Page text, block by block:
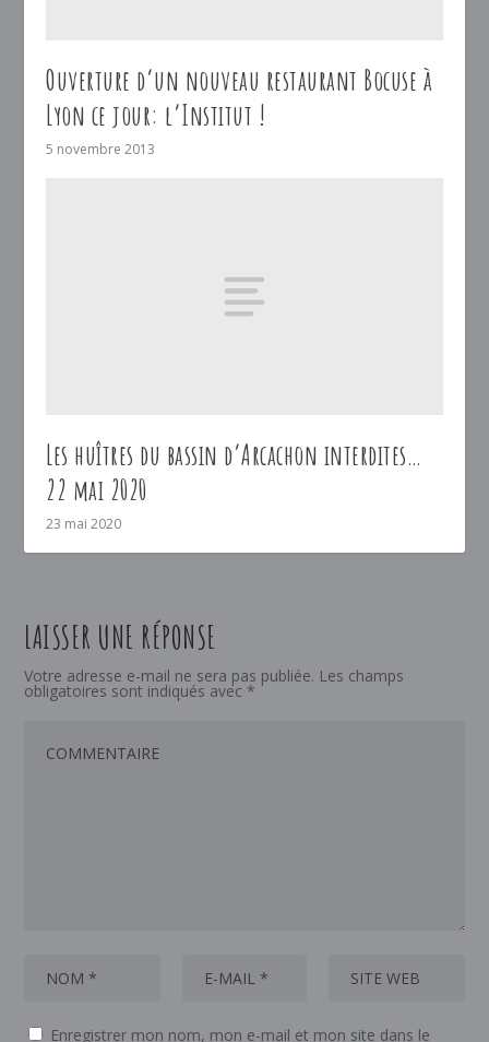
Ouverture d’un nouveau restaurant Bocuse à
Lyon ce jour: l’Institut !
5 novembre 2013
Les huîtres du bassin d’Arcachon interdites…
22 mai 2020
23 mai 2020
LAISSER UNE RÉPONSE
Votre adresse e-mail ne sera pas publiée. Les champs
obligatoires sont indiqués avec *
Enregistrer mon nom, mon e-mail et mon site dans le